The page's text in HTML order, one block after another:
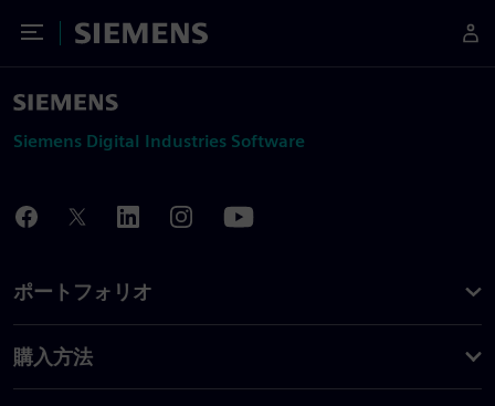
Toggle Menu
Siemens
Siemens Digital Industries Software
ポートフォリオ
購入方法